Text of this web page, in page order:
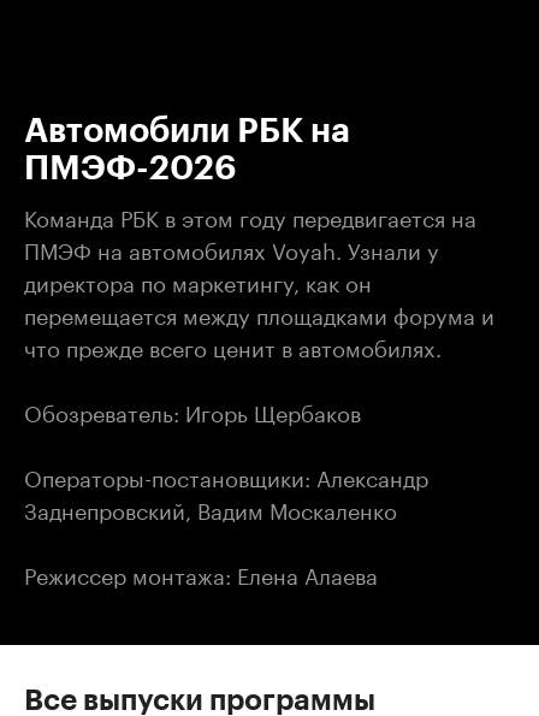
Автомобили РБК на
ПМЭФ-2026
Команда РБК в этом году передвигается на
ПМЭФ на автомобилях Voyah. Узнали у
директора по маркетингу, как он
перемещается между площадками форума и
что прежде всего ценит в автомобилях.
Обозреватель: Игорь Щербаков
Операторы-постановщики: Александр
Заднепровский, Вадим Москаленко
Режиссер монтажа: Елена Алаева
Все выпуски программы